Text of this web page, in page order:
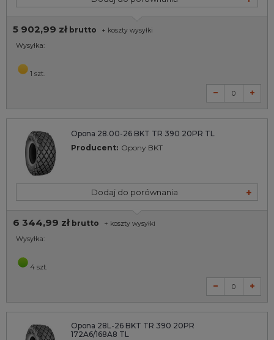
5 902,99 zł brutto + koszty wysyłki
Wysyłka:
1 szt.
Opona 28.00-26 BKT TR 390 20PR TL
Producent: Opony BKT
Dodaj do porównania
6 344,99 zł brutto + koszty wysyłki
Wysyłka:
4 szt.
Opona 28L-26 BKT TR 390 20PR
172A6/168A8 TL